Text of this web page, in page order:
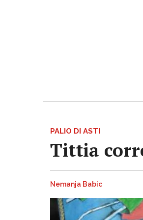
PALIO DI ASTI
Tittia
Nemanja Babic